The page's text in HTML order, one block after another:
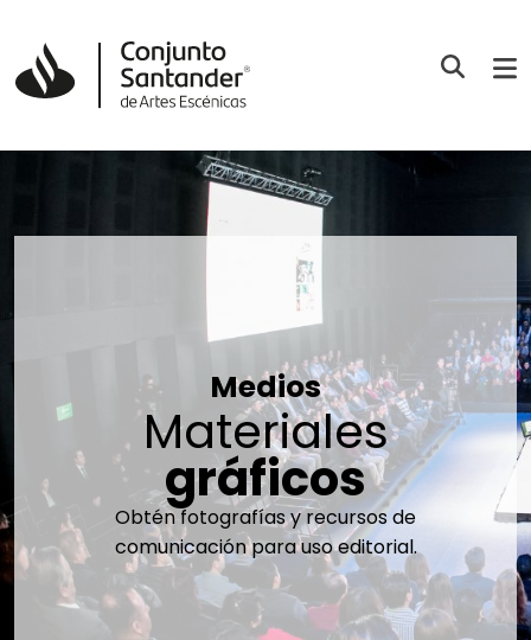
Medios
Materiales
gráficos
Obtén fotografías y recursos de
comunicación para uso editorial.